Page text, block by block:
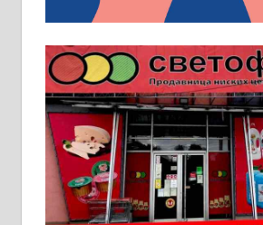
Пружам услуге завршних
у грађевини,
молерских радова. 061/25-
Ало таксију потребан
категоријом. 064/02-85-511